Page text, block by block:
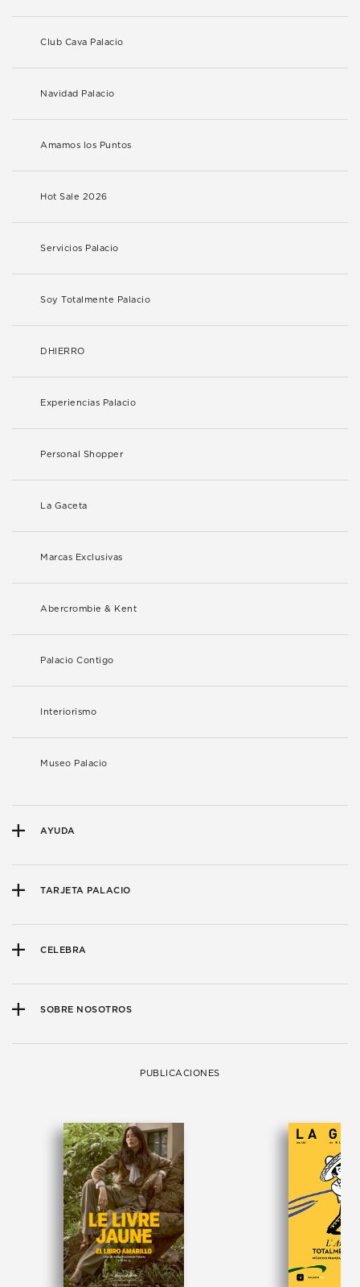
Club Cava Palacio
Navidad Palacio
Amamos los Puntos
Hot Sale 2026
Servicios Palacio
Soy Totalmente Palacio
DHIERRO
Experiencias Palacio
Personal Shopper
La Gaceta
Marcas Exclusivas
Abercrombie & Kent
Palacio Contigo
Interiorismo
Museo Palacio
AYUDA
TARJETA PALACIO
CELEBRA
SOBRE NOSOTROS
PUBLICACIONES